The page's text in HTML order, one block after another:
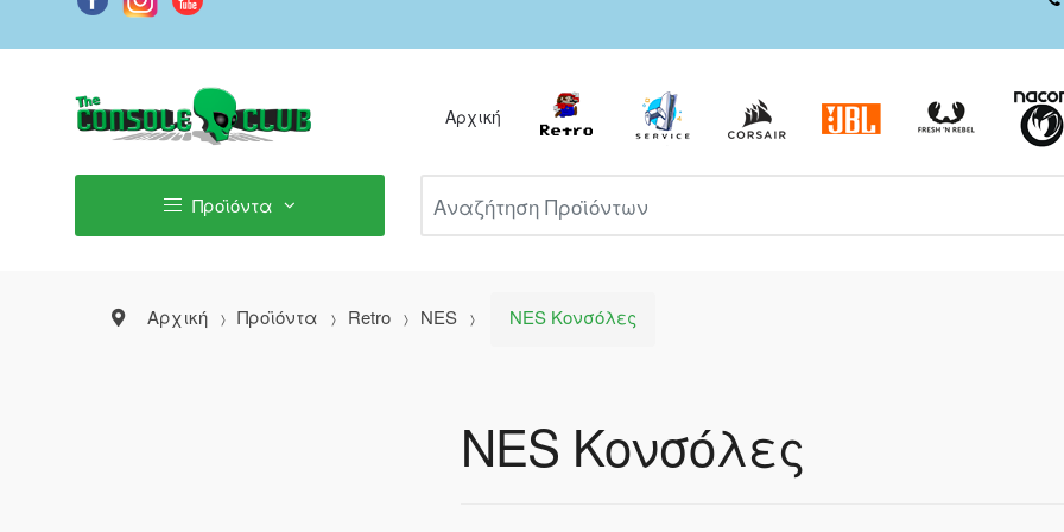
Αρχική
Προϊόντα
Αρχική Προϊόντα Retro NES NES Κονσόλες
NES Κονσόλες